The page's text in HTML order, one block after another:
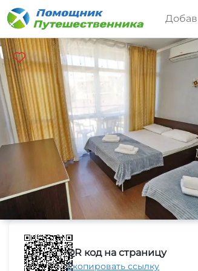
QR код на страницу
Скопировать ссылку